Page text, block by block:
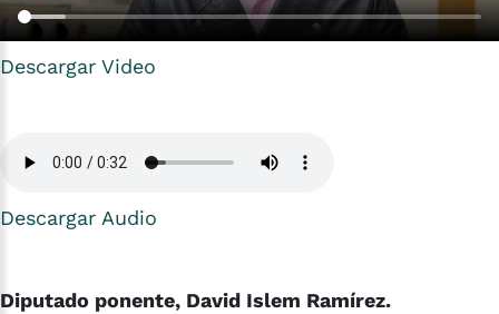
Descargar Video
Descargar Audio
Diputado ponente, David Islem Ramírez.